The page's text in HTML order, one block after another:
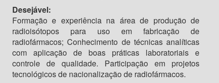
Desejável:
Formação e experiência na área de produção de
radioisótopos para uso em fabricação de
radiofármacos; Conhecimento de técnicas analíticas
com aplicação de boas práticas laboratoriais e
controle de qualidade. Participação em projetos
tecnológicos de nacionalização de radiofármacos.